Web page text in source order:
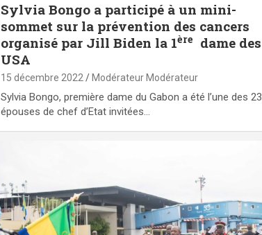
Sylvia Bongo a participé à un mini-
sommet sur la prévention des cancers
organisé par Jill Biden la 1ère
dame des
USA
15 décembre 2022 Modérateur Modérateur
Sylvia Bongo, première dame du Gabon a été l’une des 23
épouses de chef d’Etat invitées…